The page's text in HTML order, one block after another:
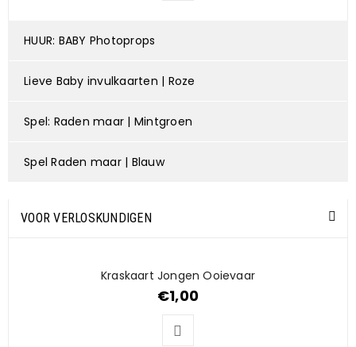
HUUR: BABY Photoprops
Lieve Baby invulkaarten | Roze
Spel: Raden maar | Mintgroen
Spel Raden maar | Blauw
VOOR VERLOSKUNDIGEN
Kraskaart Jongen Ooievaar
€1,00